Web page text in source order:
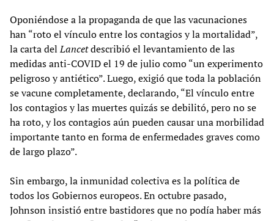
Oponiéndose a la propaganda de que las vacunaciones
han “roto el vínculo entre los contagios y la mortalidad”,
la carta delLancetdescribió el levantamiento de las
medidas anti-COVID el 19 de julio como “un experimento
peligroso y antiético”. Luego, exigió que toda la población
se vacune completamente, declarando, “El vínculo entre
los contagios y las muertes quizás se debilitó, pero no se
ha roto, y los contagios aún pueden causar una morbilidad
importante tanto en forma de enfermedades graves como
de largo plazo”.
Sin embargo, la inmunidad colectiva es la política de
todos los Gobiernos europeos. En octubre pasado,
Johnson insistió entre bastidores que no podía haber más